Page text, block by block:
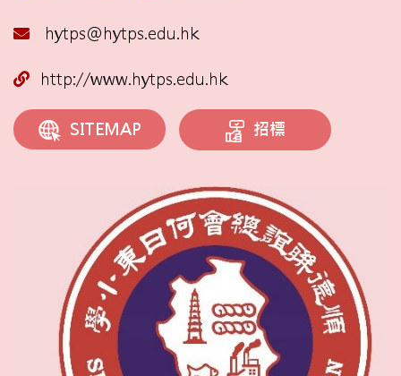
hytps@hytps.edu.hk
http://www.hytps.edu.hk
SITEMAP 招標